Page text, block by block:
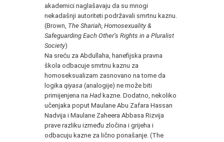
akademici naglašavaju da su mnogi
nekadašnji autoriteti podržavali smrtnu kaznu.
(Brown, The Shariah, Homosexuality &
Safeguarding Each Other’s Rights in a Pluralist
Society)
Na sreću za Abdullaha, hanefijska pravna
škola odbacuje smrtnu kaznu za
homoseksualizam zasnovano na tome da
logika qiyasa (analogije) ne može biti
primijenjena na Hadkazne. Dodatno, nekoliko
učenjaka poput Maulane Abu Zafara Hassan
Nadvija i Maulane Zaheera Abbasa Rizvija
prave razliku između zločina i grijeha i
odbacuju kazne za lično ponašanje. (The